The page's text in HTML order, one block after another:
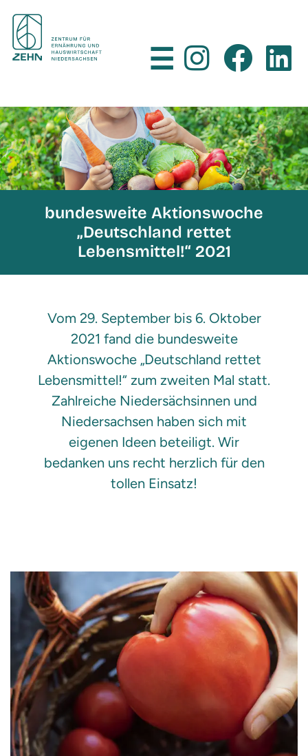
☰
bundesweite Aktionswoche
„Deutschland rettet
Lebensmittel!“ 2021
Vom 29. September bis 6. Oktober
2021 fand die bundesweite
Aktionswoche „Deutschland rettet
Lebensmittel!“ zum zweiten Mal statt.
Zahlreiche Niedersächsinnen und
Niedersachsen haben sich mit
eigenen Ideen beteiligt. Wir
bedanken uns recht herzlich für den
tollen Einsatz!